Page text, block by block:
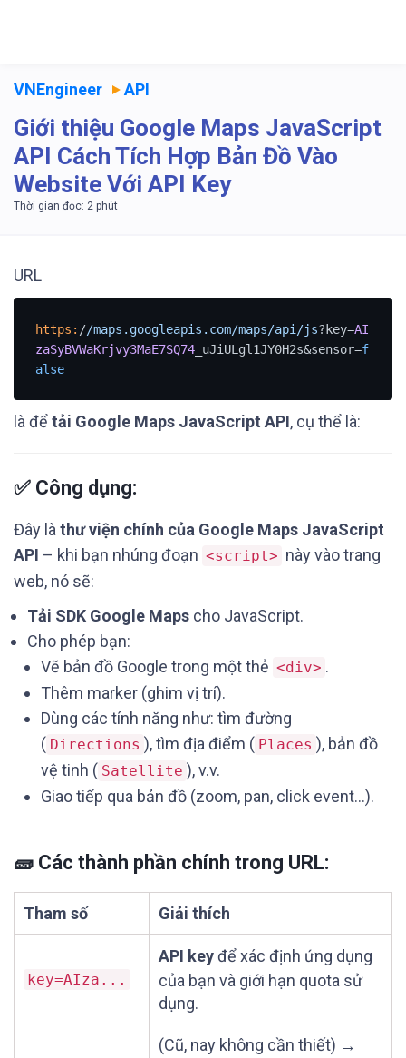
VNEngineer API
Giới thiệu Google Maps JavaScript
API Cách Tích Hợp Bản Đồ Vào
Website Với API Key
URL
https: //maps.googleapis.com/maps/api/js?key=AI
zaSyBVWaKrjvy3MaE7SQ74_uJiULgl1JY0H2s&sensor=f
alse
là đểtải Google Maps JavaScript API, cụ thể là:
✅ Công dụng:
Đây là thư viện chính của Google Maps JavaScript
API – khi bạn nhúng đoạn <script> này vào trang
web, nó sẽ:
Tải SDK Google Maps cho JavaScript.
Cho phép bạn:
Vẽ bản đồ Google trong một thẻ <div> .
Thêm marker (ghim vị trí).
Dùng các tính năng như: tìm đường
( Directions ), tìm địa điểm ( Places ), bản đồ
vệ tinh ( Satellite ), v.v.
Giao tiếp qua bản đồ (zoom, pan, click event...).
🧱 Các thành phần chính trong URL:
Tham số Giải thích
key=AIza...
API keyđể xác định ứng dụng
của bạn và giới hạn quota sử
dụng.
(Cũ, nay không cần thiết) →